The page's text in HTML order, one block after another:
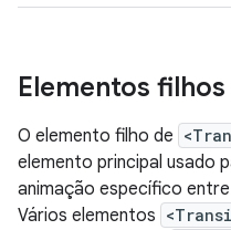
Elementos filhos
O elemento filho de
elemento principal usado
animação específico
Vários elementos